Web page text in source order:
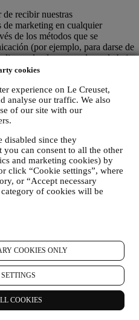
cookies
experience on Le Creuset,
analyse our traffic. We also
of our site with our
disabled since they
can consent to all the other
and marketing cookies) by
click “Cookie settings”, where
or “Accept necessary
of cookies will be
COOKIES ONLY
COOKIES
recibir nuestras
de marketing en cualquier
de los métodos que se
(por ejemplo, para darse de
en el enlace para darse de baja
cada correo electrónico). En
un correo electrónico a
su exclusión lo antes posible,
recibir algunos mensajes más
completo.
para sus fines de
de nuestros productos, podemos
la opinión sobre sus
las opiniones de los productos de
y servicios. Al final del
y usted es libre de
DE NUESTRAS
LA EXPERIENCIA DEL
sus datos para adaptar
sus necesidades y preferencias